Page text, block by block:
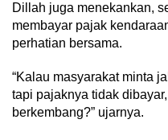
Dillah juga menekankan,
membayar pajak
perhatian bersama.
“Kalau masyarakat minta
tapi pajaknya tidak
berkembang?” ujarnya.